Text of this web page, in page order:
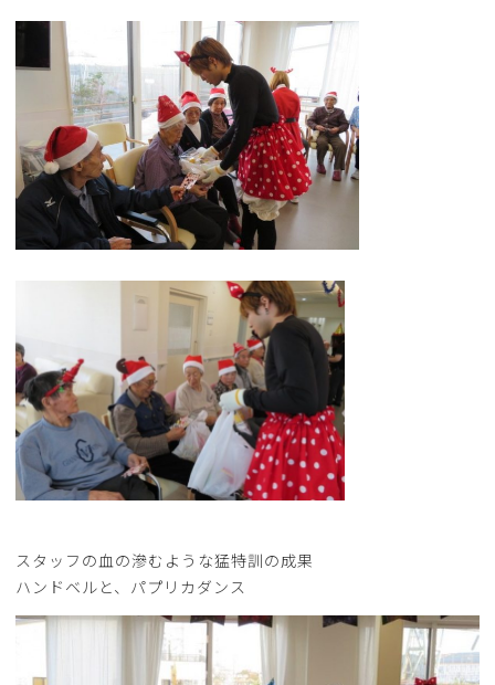
スタッフの血の滲むような猛特訓の成果
ハンドベルと、パプリカダンス